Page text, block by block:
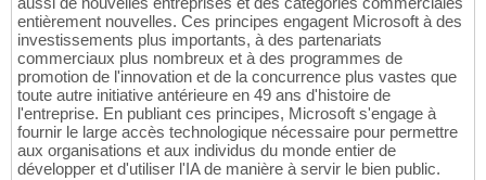
entièrement nouvelles. Ces principes engagent Microsoft à des
investissements plus importants, à des partenariats
commerciaux plus nombreux et à des programmes de
promotion de l'innovation et de la concurrence plus vastes que
toute autre initiative antérieure en 49 ans d'histoire de
l'entreprise. En publiant ces principes, Microsoft s'engage à
fournir le large accès technologique nécessaire pour permettre
aux organisations et aux individus du monde entier de
développer et d'utiliser l'IA de manière à servir le bien public.